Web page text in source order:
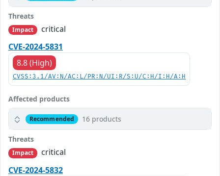
Threats
Impact
critical
CVE-2024-5831
8.8 (High)
CVSS:3.1/AV:N/AC:L/PR:N/UI:R/S:U/C:H/I:H/A:H
Affected products
Recommended 16 products
Threats
Impact
critical
CVE-2024-5832